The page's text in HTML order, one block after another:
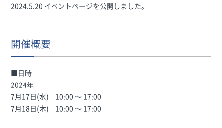
2024.5.20 イベントページを公開しました。
開催概要
■日時
2024年
7月17日(水) 10:00 〜 17:00
7月18日(木) 10:00 〜 17:00